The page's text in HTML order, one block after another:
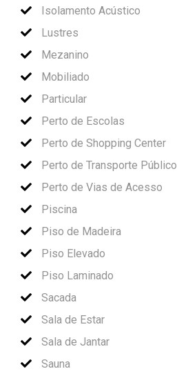
Isolamento Acústico
Lustres
Mezanino
Mobiliado
Particular
Perto de Escolas
Perto de Shopping Center
Perto de Transporte Público
Perto de Vias de Acesso
Piscina
Piso de Madeira
Piso Elevado
Piso Laminado
Sacada
Sala de Estar
Sala de Jantar
Sauna